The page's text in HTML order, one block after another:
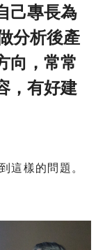
己專長為
分析後產
向，常常
，有好建
這樣的問題。